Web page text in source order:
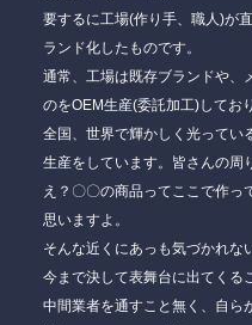
要するに工場(作り手、職人)が
ランド化したものです。
通常、 工場は既存ブランドや、
のをOEM生産(委託加工)してお
全国、世界で輝かしく光ってい
生産をしています。皆さんの周
え？〇〇の商品ってここで作っ
思いますよ。
そんな近くにあっも気づかれな
今まで決して表舞台に出てくる
中間業者を通すこと無く、自ら